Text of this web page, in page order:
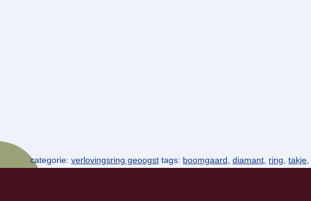
categorie: verlovingsring geoogst tags: boomgaard, diamant, ring, takje,